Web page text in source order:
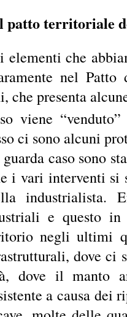
patto territoriale
elementi che
nel Patto
che presenta
viene
ci sono alcuni
guarda caso sono
i vari interventi si
industrialista.
e questo
negli ultimi
dove ci
dove il manto
a causa dei